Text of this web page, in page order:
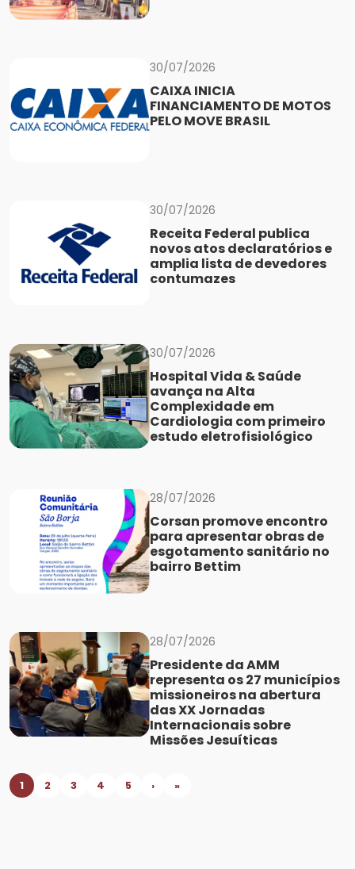
30/07/2026
CAIXA INICIA
FINANCIAMENTO DE MOTOS
PELO MOVE BRASIL
30/07/2026
Receita Federal publica
novos atos declaratórios e
amplia lista de devedores
contumazes
30/07/2026
Hospital Vida & Saúde
avança na Alta
Complexidade em
Cardiologia com primeiro
estudo eletrofisiológico
28/07/2026
Corsan promove encontro
para apresentar obras de
esgotamento sanitário no
bairro Bettim
28/07/2026
Presidente da AMM
representa os 27 municípios
missioneiros na abertura
das XX Jornadas
Internacionais sobre
Missões Jesuíticas
1 2 3 4 5 › »